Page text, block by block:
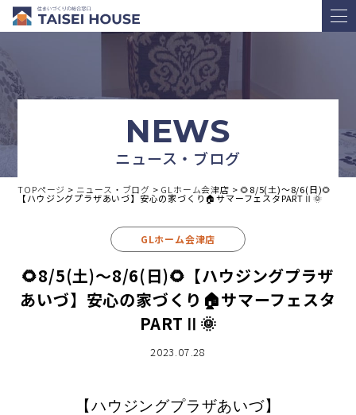
NEWS
ニュース・ブログ
TOPページ > ニュース・ブログ > GLホーム会津店 >🌻8/5(土)～8/6(日)🌻
【ハウジングプラザあいづ】安心の家づくり🏠サマーフェスタPARTⅡ🌞
GLホーム会津店
🌻8/5(土)～8/6(日)🌻【ハウジングプラザ
あいづ】安心の家づくり🏠サマーフェスタ
PARTⅡ🌞
2023.07.28
【ハウジングプラザあいづ】